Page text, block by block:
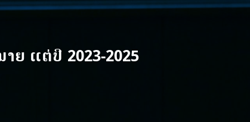
ແຕ່ປີ 2023-2025